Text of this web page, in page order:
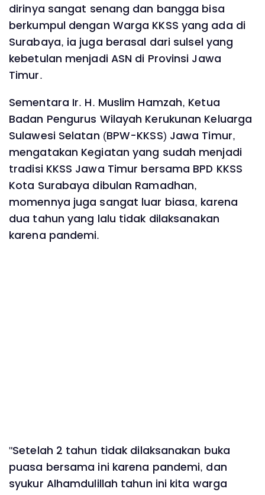
dirinya sangat senang dan bangga bisa
berkumpul dengan Warga KKSS yang ada di
Surabaya, ia juga berasal dari sulsel yang
kebetulan menjadi ASN di Provinsi Jawa
Timur.
Sementara Ir. H. Muslim Hamzah, Ketua
Badan Pengurus Wilayah Kerukunan Keluarga
Sulawesi Selatan (BPW-KKSS) Jawa Timur,
mengatakan Kegiatan yang sudah menjadi
tradisi KKSS Jawa Timur bersama BPD KKSS
Kota Surabaya dibulan Ramadhan,
momennya juga sangat luar biasa, karena
dua tahun yang lalu tidak dilaksanakan
karena pandemi.
"Setelah 2 tahun tidak dilaksanakan buka
puasa bersama ini karena pandemi, dan
syukur Alhamdulillah tahun ini kita warga